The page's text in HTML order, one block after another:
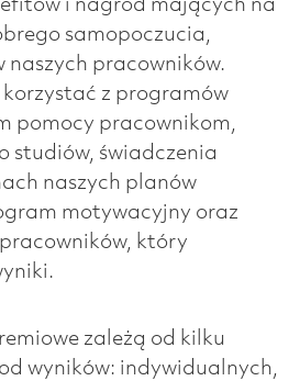
i nagród mających na
samopoczucia,
naszych pracowników.
z programów
pomocy pracownikom,
studiów, świadczenia
naszych planów
motywacyjny oraz
który
zależą od kilku
wyników: indywidualnych,